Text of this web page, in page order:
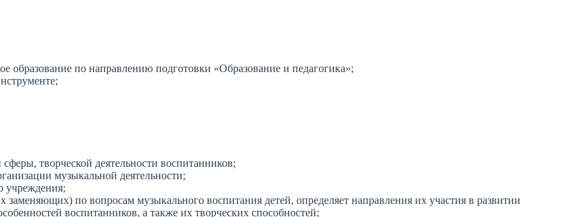
образование по направлению подготовки «Образование и педагогика»;
творческой деятельности воспитанников;
музыкальной деятельности;
учреждения;
заменяющих) по вопросам музыкального воспитания детей, определяет направления их участия в развитии
воспитанников, а также их творческих способностей;